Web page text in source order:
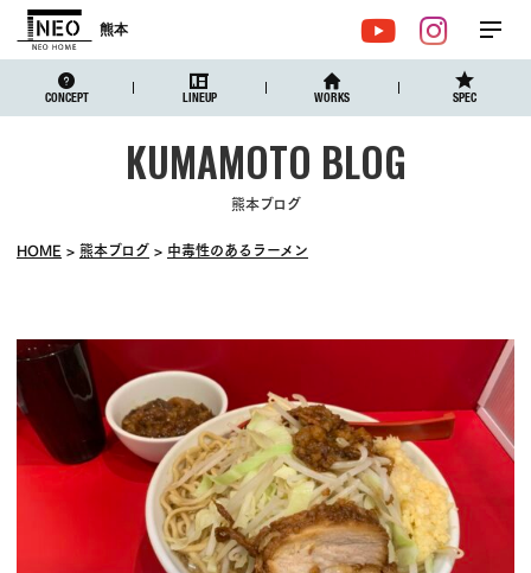
熊本
CONCEPT LINEUP WORKS SPEC
YouTube
メ
熊本ブログ
HOME 熊本ブログ 中毒性のあるラーメン